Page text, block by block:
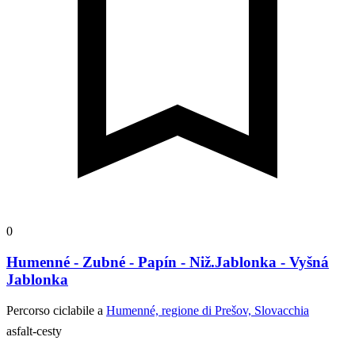
0
Humenné - Zubné - Papín - Niž.Jablonka - Vyšná
Jablonka
Percorso ciclabile a Humenné, regione di Prešov, Slovacchia
asfalt-cesty